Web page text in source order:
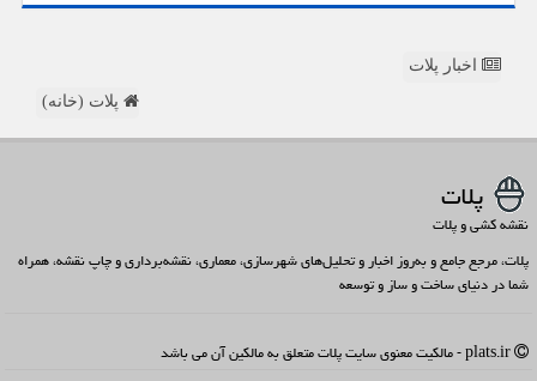
اخبار پلات
پلات (خانه)
پلات
نقشه کشی و پلات
پلات، مرجع جامع و به‌روز اخبار و تحلیل‌های شهرسازی، معماری، نقشه‌برداری و چاپ نقشه، همراه
شما در دنیای ساخت و ساز و توسعه